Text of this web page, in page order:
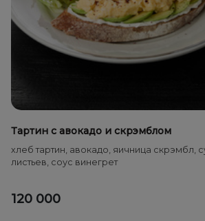
Тартин с авокадо и скрэмблом
хлеб тартин, авокадо, яичница скрэмбл,
листьев, соус винегрет
120 000